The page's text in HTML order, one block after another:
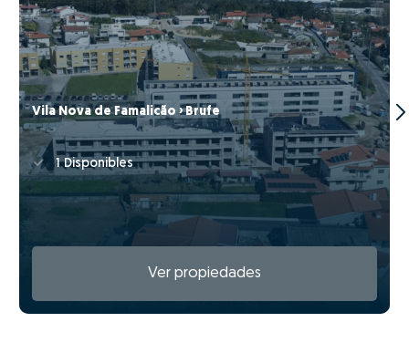
Vila Nova de Famalicão › Brufe
1 Disponibles
Ver propiedades